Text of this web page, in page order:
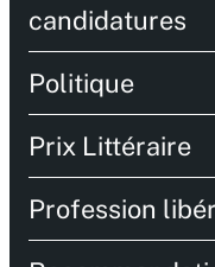
candidatures
Politique
Prix Littéraire
Profession